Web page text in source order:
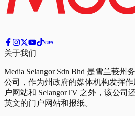
关于我们
Media Selangor Sdn Bhd 是雪兰莪州
公司，作为州政府的媒体机构发挥作
户网站和 SelangorTV 之外，该公司
英文的门户网站和报纸。